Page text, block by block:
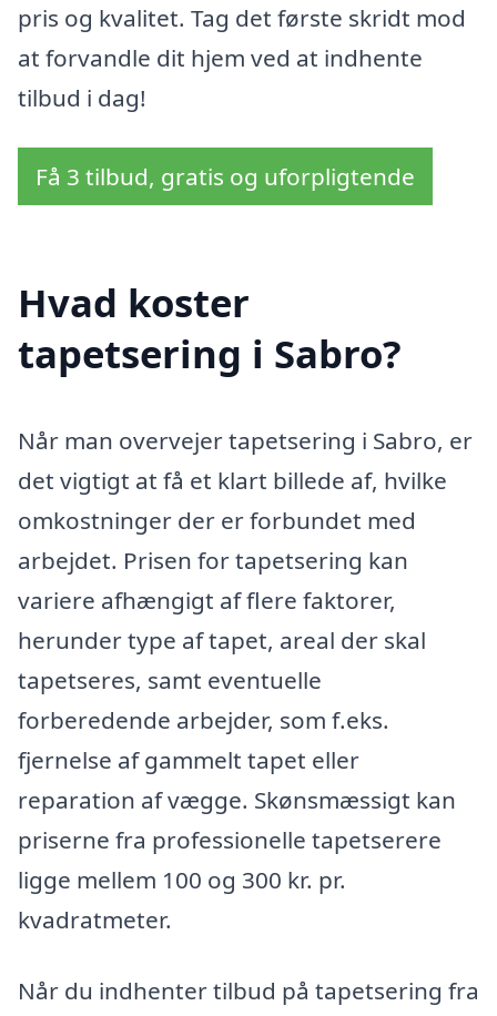
pris og kvalitet. Tag det første skridt mod
at forvandle dit hjem ved at indhente
tilbud i dag!
Få 3 tilbud, gratis og uforpligtende
Hvad koster
tapetsering i Sabro?
Når man overvejer tapetsering i Sabro, er
det vigtigt at få et klart billede af, hvilke
omkostninger der er forbundet med
arbejdet. Prisen for tapetsering kan
variere afhængigt af flere faktorer,
herunder type af tapet, areal der skal
tapetseres, samt eventuelle
forberedende arbejder, som f.eks.
fjernelse af gammelt tapet eller
reparation af vægge. Skønsmæssigt kan
priserne fra professionelle tapetserere
ligge mellem 100 og 300 kr. pr.
kvadratmeter.
Når du indhenter tilbud på tapetsering fra